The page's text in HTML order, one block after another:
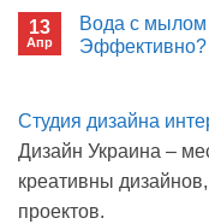
Пиво
можно
13
Апр
Вода с мылом
Эффективно?
Вода
мылом
прогулку
антисептик.
Студия дизайна
Дизайн Украина –
креативны
проектов.